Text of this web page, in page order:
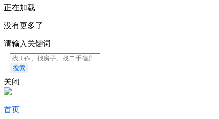
正在加载
没有更多了
请输入关键词
搜索
关闭
首页